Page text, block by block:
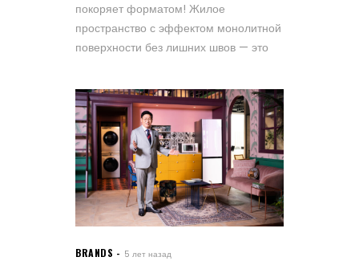
покоряет форматом! Жилое
пространство с эффектом монолитной
поверхности без лишних швов — это
BRANDS 5 лет назад